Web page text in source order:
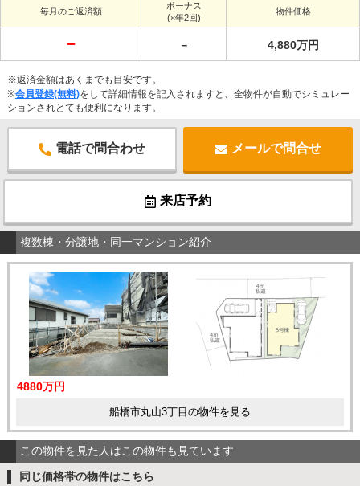
毎月のご返済額
ボーナス
(×年2回)
物件価格
－ － 4,880万円
※返済金額はあくまでも目安です。
※会員登録(無料)をして詳細情報を記入されますと、全物件が自動でシミュレー
ションされとても便利になります。
電話で問合わせ メールで問合せ
来店予約
複数棟・分譲地・同一マンション紹介
4880万円
船橋市丸山3丁目の物件を見る
この物件を見た人はこの物件も見ています
同じ価格帯の物件はこちら